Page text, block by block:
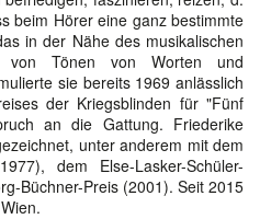
beim Hörer eine ganz bestimmte
in der Nähe des musikalischen
von Tönen von Worten und
sie bereits 1969 anlässlich
der Kriegsblinden für "Fünf
an die Gattung. Friederike
unter anderem mit dem
dem Else-Lasker-Schüler-
Büchner-Preis (2001). Seit 2015